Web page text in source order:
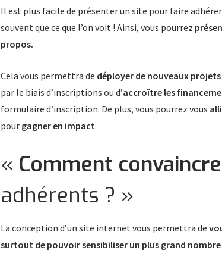
Il est plus facile de présenter un site pour faire
souvent que ce que l’on voit ! Ainsi, vous pourrez
propos.
Cela vous permettra de déployer de nouveaux
par le biais d’inscriptions ou d’accroître les
formulaire d’inscription. De plus, vous pourrez vous
pour gagner en impact.
« Comment convaincre
adhérents ? »
La conception d’un site internet vous permettra de
surtout de pouvoir sensibiliser un plus grand nombre